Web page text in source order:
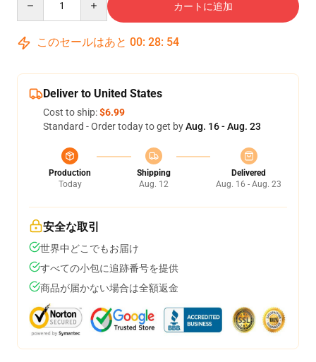
カートに追加
このセールはあと 00: 28: 54
Deliver to United States
Cost to ship:$6.99
Standard - Order today to get byAug. 16 - Aug. 23
Production
Today
Shipping
Aug. 12
Delivered
Aug. 16 - Aug. 23
安全な取引
世界中どこでもお届け
すべての小包に追跡番号を提供
商品が届かない場合は全額返金